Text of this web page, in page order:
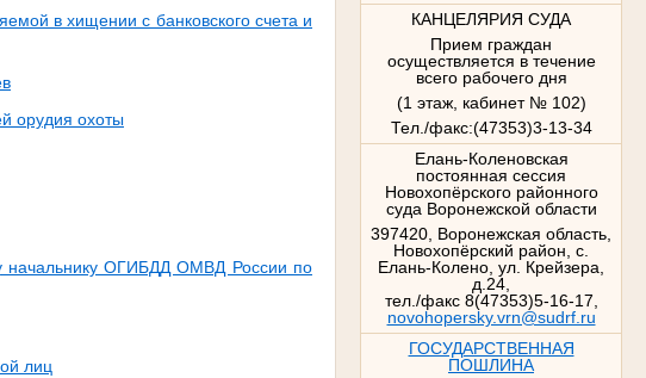
КАНЦЕЛЯРИЯ СУДА
Прием граждан
осуществляется в течение
всего рабочего дня
(1 этаж, кабинет № 102)
Тел./факс:(47353)3-13-34
Елань-Коленовская
постоянная сессия
Новохопёрского районного
суда Воронежской области
397420, Воронежская область,
Новохопёрский район, с.
Елань-Колено, ул. Крейзера,
д.24,
тел./факс 8(47353)5-16-17,
novohopersky.vrn@sudrf.ru
ГОСУДАРСТВЕННАЯ
ПОШЛИНА
в хищении с банковского счета и
орудия охоты
начальнику ОГИБДД ОМВД России по
лиц